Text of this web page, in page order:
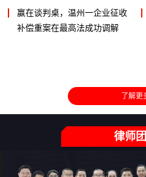
赢在谈判桌，温州一企业征收
补偿重案在最高法成功调解
了解更
律师